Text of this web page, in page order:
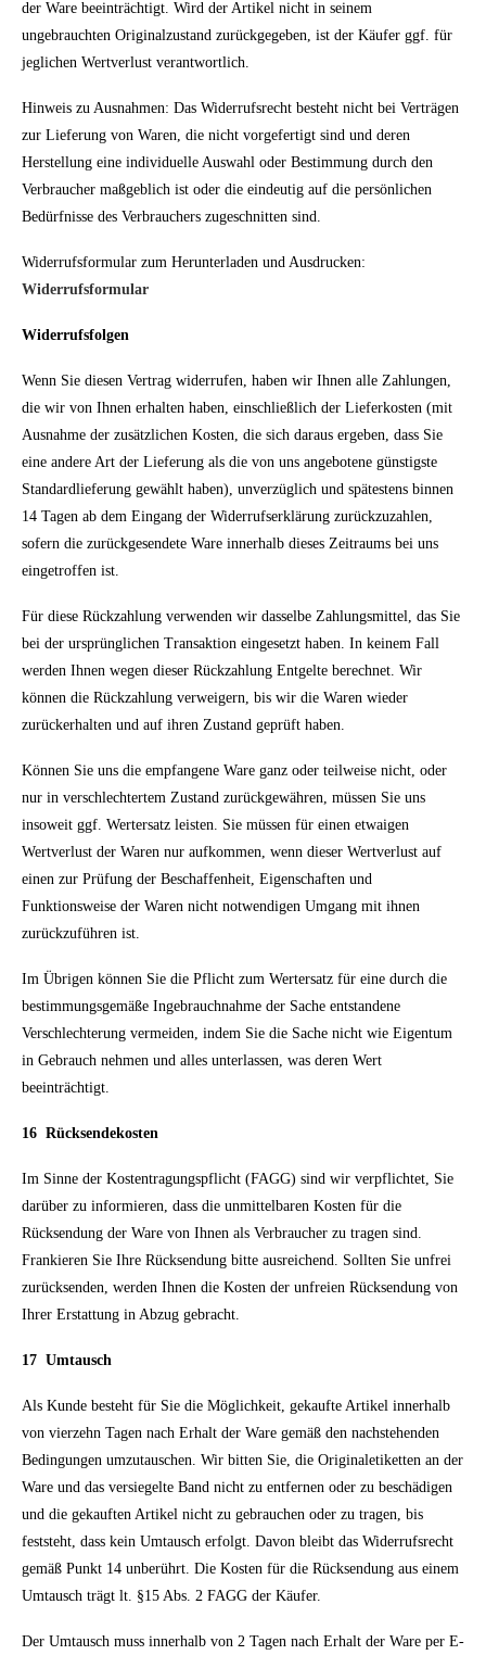
der Ware beeinträchtigt. Wird der Artikel nicht in seinem
ungebrauchten Originalzustand zurückgegeben, ist der Käufer ggf. für
jeglichen Wertverlust verantwortlich.
Hinweis zu Ausnahmen: Das Widerrufsrecht besteht nicht bei Verträgen
zur Lieferung von Waren, die nicht vorgefertigt sind und deren
Herstellung eine individuelle Auswahl oder Bestimmung durch den
Verbraucher maßgeblich ist oder die eindeutig auf die persönlichen
Bedürfnisse des Verbrauchers zugeschnitten sind.
Widerrufsformular zum Herunterladen und Ausdrucken:
Widerrufsformular
Widerrufsfolgen
Wenn Sie diesen Vertrag widerrufen, haben wir Ihnen alle Zahlungen,
die wir von Ihnen erhalten haben, einschließlich der Lieferkosten (mit
Ausnahme der zusätzlichen Kosten, die sich daraus ergeben, dass Sie
eine andere Art der Lieferung als die von uns angebotene günstigste
Standardlieferung gewählt haben), unverzüglich und spätestens binnen
14 Tagen ab dem Eingang der Widerrufserklärung zurückzuzahlen,
sofern die zurückgesendete Ware innerhalb dieses Zeitraums bei uns
eingetroffen ist.
Für diese Rückzahlung verwenden wir dasselbe Zahlungsmittel, das Sie
bei der ursprünglichen Transaktion eingesetzt haben. In keinem Fall
werden Ihnen wegen dieser Rückzahlung Entgelte berechnet. Wir
können die Rückzahlung verweigern, bis wir die Waren wieder
zurückerhalten und auf ihren Zustand geprüft haben.
Können Sie uns die empfangene Ware ganz oder teilweise nicht, oder
nur in verschlechtertem Zustand zurückgewähren, müssen Sie uns
insoweit ggf. Wertersatz leisten. Sie müssen für einen etwaigen
Wertverlust der Waren nur aufkommen, wenn dieser Wertverlust auf
einen zur Prüfung der Beschaffenheit, Eigenschaften und
Funktionsweise der Waren nicht notwendigen Umgang mit ihnen
zurückzuführen ist.
Im Übrigen können Sie die Pflicht zum Wertersatz für eine durch die
bestimmungsgemäße Ingebrauchnahme der Sache entstandene
Verschlechterung vermeiden, indem Sie die Sache nicht wie Eigentum
in Gebrauch nehmen und alles unterlassen, was deren Wert
beeinträchtigt.
16 Rücksendekosten
Im Sinne der Kostentragungspflicht (FAGG) sind wir verpflichtet, Sie
darüber zu informieren, dass die unmittelbaren Kosten für die
Rücksendung der Ware von Ihnen als Verbraucher zu tragen sind.
Frankieren Sie Ihre Rücksendung bitte ausreichend. Sollten Sie unfrei
zurücksenden, werden Ihnen die Kosten der unfreien Rücksendung von
Ihrer Erstattung in Abzug gebracht.
17 Umtausch
Als Kunde besteht für Sie die Möglichkeit, gekaufte Artikel innerhalb
von vierzehn Tagen nach Erhalt der Ware gemäß den nachstehenden
Bedingungen umzutauschen. Wir bitten Sie, die Originaletiketten an der
Ware und das versiegelte Band nicht zu entfernen oder zu beschädigen
und die gekauften Artikel nicht zu gebrauchen oder zu tragen, bis
feststeht, dass kein Umtausch erfolgt. Davon bleibt das Widerrufsrecht
gemäß Punkt 14 unberührt. Die Kosten für die Rücksendung aus einem
Umtausch trägt lt. §15 Abs. 2 FAGG der Käufer.
Der Umtausch muss innerhalb von 2 Tagen nach Erhalt der Ware per E-